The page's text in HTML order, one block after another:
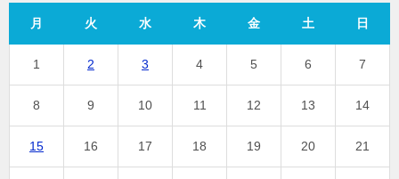
月 火 水 木 金 土 日
1 2 3 4 5 6 7
8 9 10 11 12 13 14
15 16 17 18 19 20 21